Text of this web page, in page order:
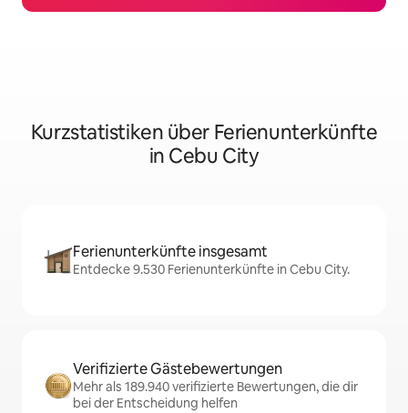
Kurzstatistiken über Ferienunterkünfte
in Cebu City
Ferienunterkünfte insgesamt
Entdecke 9.530 Ferienunterkünfte in Cebu City.
Verifizierte Gästebewertungen
Mehr als 189.940 verifizierte Bewertungen, die dir
bei der Entscheidung helfen